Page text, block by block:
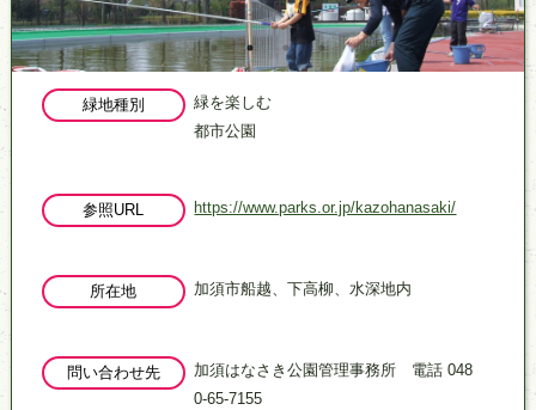
緑地種別
緑を楽しむ
都市公園
参照URL https://www.parks.or.jp/kazohanasaki/
所在地 加須市船越、下高柳、水深地内
問い合わせ先
加須はなさき公園管理事務所 電話 048
0-65-7155